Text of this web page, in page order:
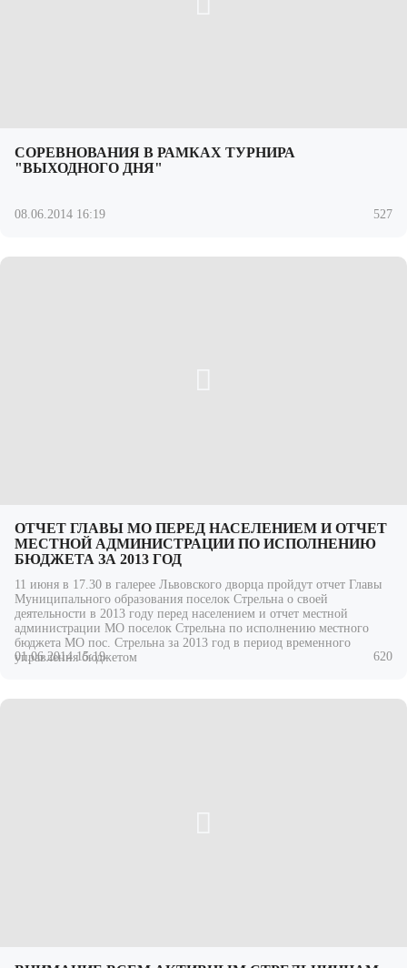
СОРЕВНОВАНИЯ В РАМКАХ ТУРНИРА
"ВЫХОДНОГО ДНЯ"
08.06.2014 16:19 527
ОТЧЕТ ГЛАВЫ МО ПЕРЕД НАСЕЛЕНИЕМ И ОТЧЕТ
МЕСТНОЙ АДМИНИСТРАЦИИ ПО ИСПОЛНЕНИЮ
БЮДЖЕТА ЗА 2013 ГОД
11 июня в 17.30 в галерее Львовского дворца пройдут отчет Главы
Муниципального образования поселок Стрельна о своей
деятельности в 2013 году перед населением и отчет местной
администрации МО поселок Стрельна по исполнению местного
бюджета МО пос. Стрельна за 2013 год в период временного
управления бюджетом
01.06.2014 15:19 620